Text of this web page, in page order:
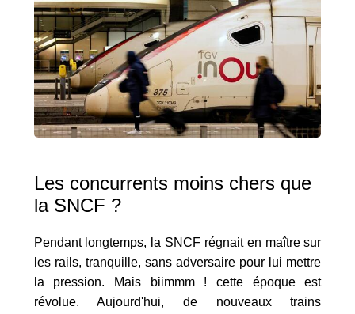
Les concurrents moins chers que
la SNCF ?
Pendant longtemps, la SNCF régnait en maître sur
les rails, tranquille, sans adversaire pour lui mettre
la pression. Mais biimmm ! cette époque est
révolue. Aujourd'hui, de nouveaux trains